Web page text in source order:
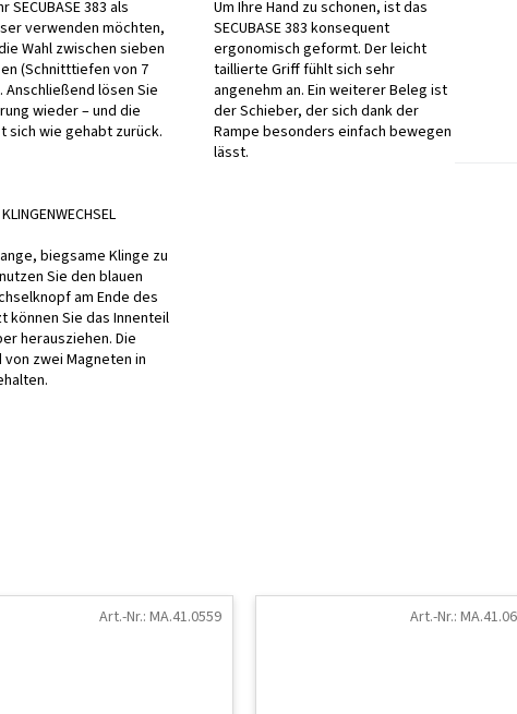
Art.-Nr.: MA.41.0559 Art.-Nr.:
SECUBASE 383 als
verwenden möchten,
Wahl zwischen sieben
(Schnitttiefen von 7
Anschließend lösen Sie
wieder – und die
sich wie gehabt zurück.
Um Ihre Hand zu schonen, ist das
SECUBASE 383 konsequent
ergonomisch geformt. Der leicht
taillierte Griff fühlt sich sehr
angenehm an. Ein weiterer Beleg ist
der Schieber, der sich dank der
Rampe besonders einfach bewegen
lässt.
biegsame Klinge zu
Sie den blauen
am Ende des
können Sie das Innenteil
herausziehen. Die
zwei Magneten in